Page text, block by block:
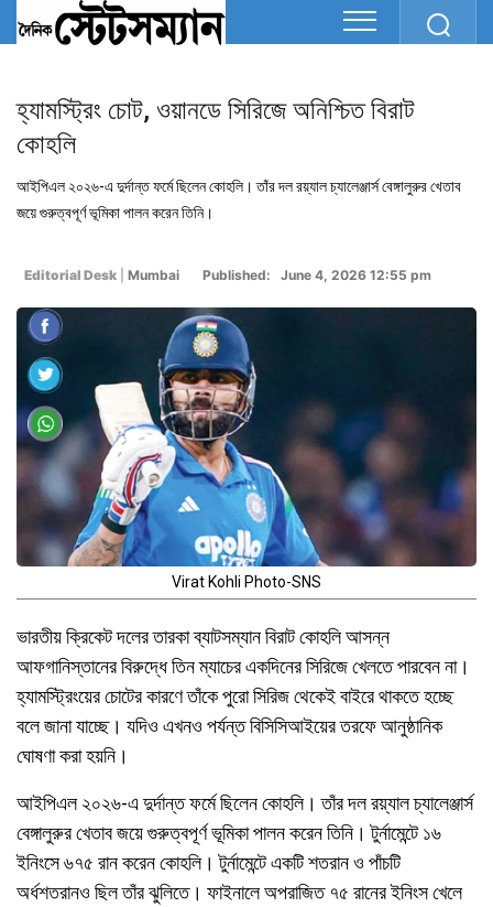
হ্যামস্ট্রিং চোট, ওয়ানডে সিরিজে অনিশ্চিত বিরাট
কোহলি
আইপিএল ২০২৬-এ দুর্দান্ত ফর্মে ছিলেন কোহলি। তাঁর দল রয়্যাল চ্যালেঞ্জার্স বেঙ্গালুরুর খেতাব
জয়ে গুরুত্বপূর্ণ ভূমিকা পালন করেন তিনি।
Editorial Desk Mumbai Published: June 4, 2026 12:55 pm
Virat Kohli Photo-SNS
ভারতীয় ক্রিকেট দলের তারকা ব্যাটসম্যান বিরাট কোহলি আসন্ন
আফগানিস্তানের বিরুদ্ধে তিন ম্যাচের একদিনের সিরিজে খেলতে পারবেন না।
হ্যামস্ট্রিংয়ের চোটের কারণে তাঁকে পুরো সিরিজ থেকেই বাইরে থাকতে হচ্ছে
বলে জানা যাচ্ছে। যদিও এখনও পর্যন্ত বিসিসিআইয়ের তরফে আনুষ্ঠানিক
ঘোষণা করা হয়নি।
আইপিএল ২০২৬-এ দুর্দান্ত ফর্মে ছিলেন কোহলি। তাঁর দল রয়্যাল চ্যালেঞ্জার্স
বেঙ্গালুরুর খেতাব জয়ে গুরুত্বপূর্ণ ভূমিকা পালন করেন তিনি। টুর্নামেন্টে ১৬
ইনিংসে ৬৭৫ রান করেন কোহলি। টুর্নামেন্টে একটি শতরান ও পাঁচটি
অর্ধশতরানও ছিল তাঁর ঝুলিতে। ফাইনালে অপরাজিত ৭৫ রানের ইনিংস খেলে